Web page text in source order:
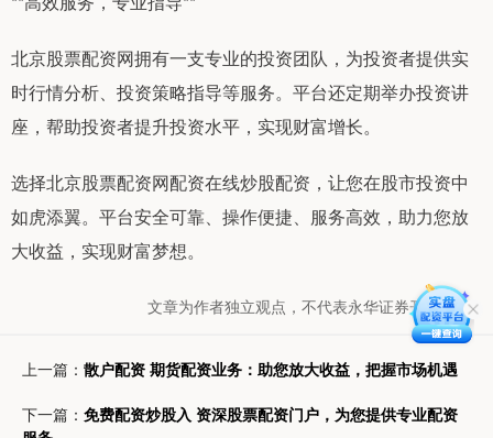
北京股票配资网拥有一支专业的投资团队，为投资者提供实
时行情分析、投资策略指导等服务。平台还定期举办投资讲
座，帮助投资者提升投资水平，实现财富增长。
选择北京股票配资网配资在线炒股配资，让您在股市投资中
如虎添翼。平台安全可靠、操作便捷、服务高效，助力您放
大收益，实现财富梦想。
文章为作者独立观点，不代表永华证券开户观点
上一篇： 散户配资 期货配资业务：助您放大收益，把握市场机遇
下一篇： 免费配资炒股入 资深股票配资门户，为您提供专业配资